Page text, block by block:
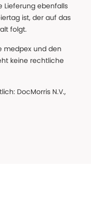
Lieferung ebenfalls
ist, der auf das
folgt.
medpex und den
keine rechtliche
DocMorris N.V.,